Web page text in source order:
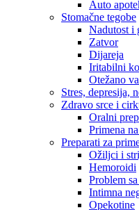
Auto
Stomačne tegobe
Nadutost i
Zatvor
Dijareja
Iritabilni
Otežano
Stres, depresija,
Zdravo srce i
Oralni
Primena
Preparati za
Ožiljci i
Hemoroidi
Problem
Intimna
Opekotine